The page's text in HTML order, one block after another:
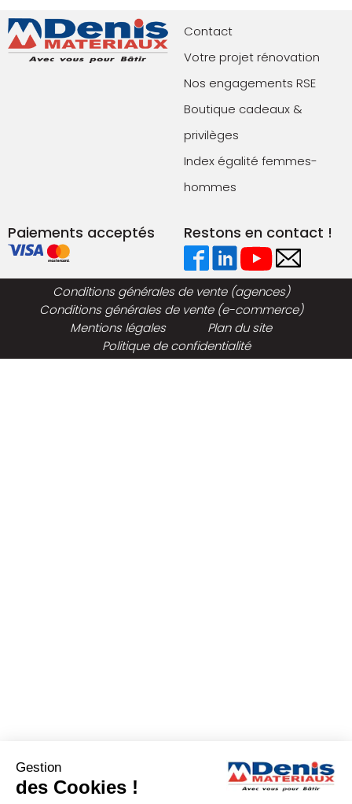
Contact
Votre projet rénovation
Nos engagements RSE
Boutique cadeaux &
privilèges
Index égalité femmes-
hommes
Paiements acceptés Restons en contact !
Conditions générales de vente (agences)
Conditions générales de vente (e-commerce)
Mentions légales
Plan du site
Politique de confidentialité
Gestion
des Cookies !